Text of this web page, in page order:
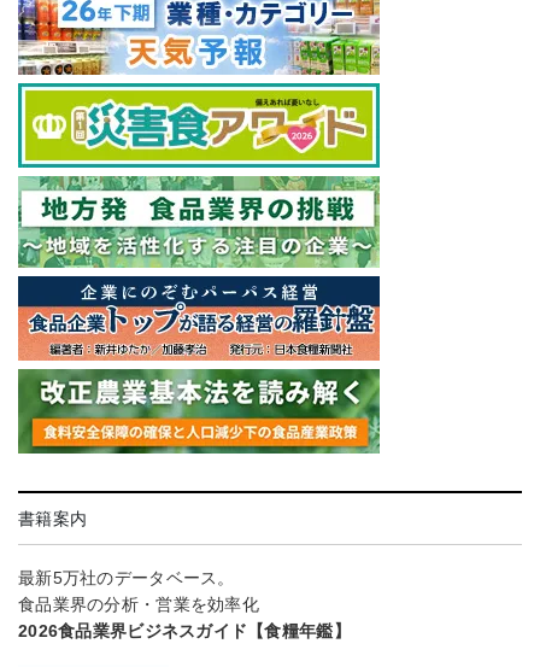
書籍案内
最新5万社のデータベース。
食品業界の分析・営業を効率化
2026食品業界ビジネスガイド【食糧年鑑】